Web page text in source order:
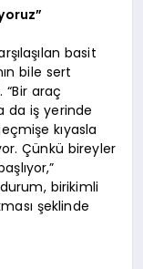
basit
bile sert
araç
da iş yerinde
kıyasla
Çünkü bireyler
birikimli
şeklinde